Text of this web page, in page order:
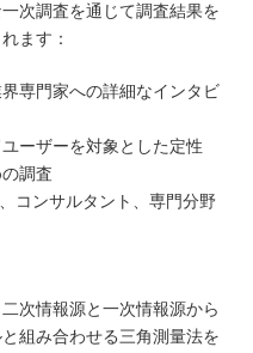
次調査を通じて調査結果を
ます：
専門家への詳細なインタビ
ーザーを対象とした定性
調査
コンサルタント、専門分野
次情報源と一次情報源から
組み合わせる三角測量法を